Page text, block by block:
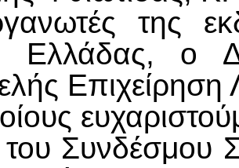
της
Ελλάδας, ο
Επιχείρηση
Συνδέσμου